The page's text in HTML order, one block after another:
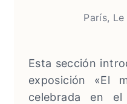
París,
Esta sección
exposición «El
celebrada en el